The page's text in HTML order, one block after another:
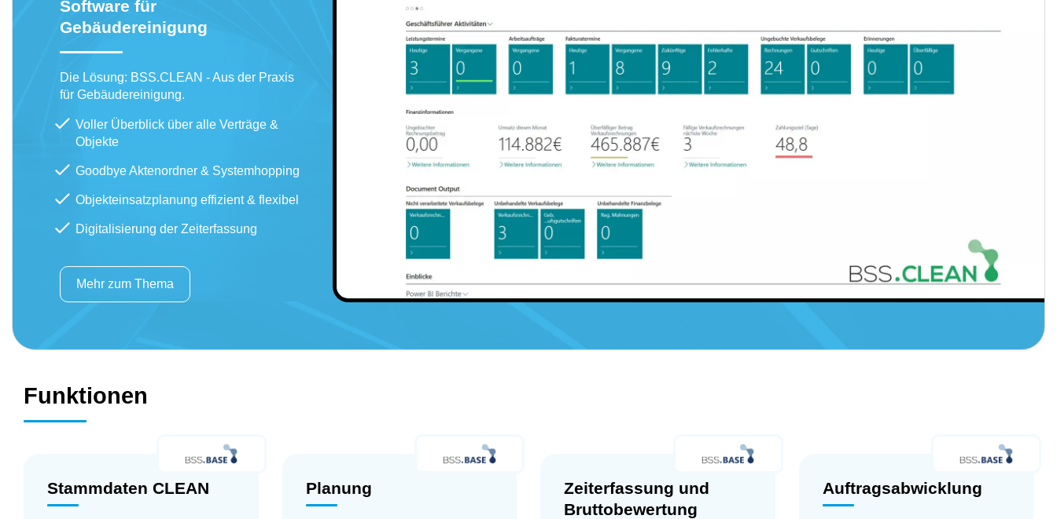
Software für
Gebäudereinigung
Die Lösung: BSS.CLEAN - Aus der Praxis
für Gebäudereinigung.
Voller Überblick über alle Verträge &
Objekte
Goodbye Aktenordner & Systemhopping
Objekteinsatzplanung effizient & flexibel
Digitalisierung der Zeiterfassung
Mehr zum Thema
Funktionen
Stammdaten CLEAN Planung
Zeiterfassung und
Bruttobewertung
Auftragsabwicklung